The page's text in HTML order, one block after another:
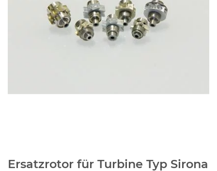
Ersatzrotor für Turbine Typ Sirona